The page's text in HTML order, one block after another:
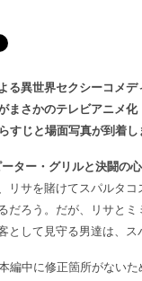
る異世界セクシーコメ
まさかのテレビアニメ化
すじと場面写真が到着し
ーター・グリルと決闘の心
リサを賭けてスパルタ
だろう。だが、リサと
として見守る男達は、
編中に修正箇所がないた